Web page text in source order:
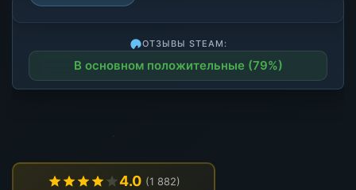
ОТЗЫВЫ STEAM:
В основном положительные (79%)
4.0 (1 882)